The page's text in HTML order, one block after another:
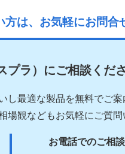
は、お気軽にお問合
ラ）にご相談くださ
し最適な製品を無料でご
観などもお気軽にご質問
お電話でのご相